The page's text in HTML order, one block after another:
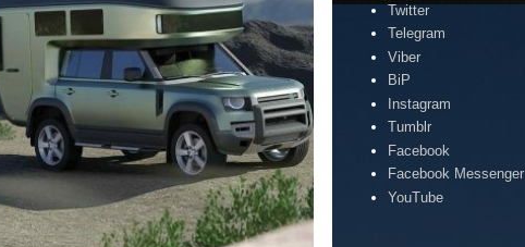
Twitter
Telegram
Viber
BiP
Instagram
Tumblr
Facebook
Facebook Messenger
YouTube